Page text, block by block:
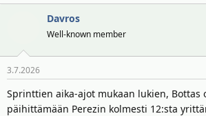
Davros
Well-known member
3.7.2026
Sprinttien aika-ajot mukaan lukien, Bottas
päihittämään Perezin kolmesti 12:sta